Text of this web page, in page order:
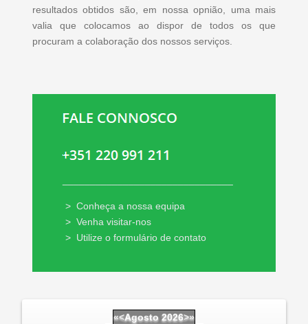
resultados obtidos são, em nossa opnião, uma mais
valia que colocamos ao dispor de todos os que
procuram a colaboração dos nossos serviços.
> Conheça a nossa equipa
> Venha visitar-nos
> Utilize o formulário de contato
«<Agosto 2026>»